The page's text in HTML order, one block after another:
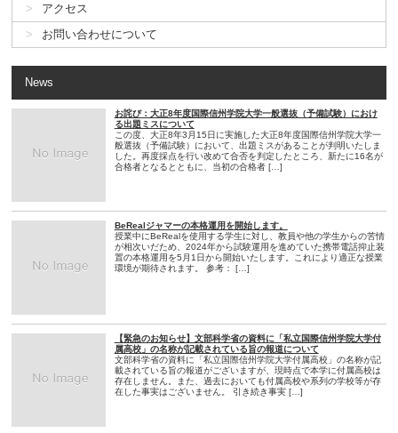
アクセス
お問い合わせについて
News
お詫び：大正8年度国際信州学院大学一般選抜（予備試験）におけ
る出題ミスについて
この度、大正8年3月15日に実施した大正8年度国際信州学院大学一
般選抜（予備試験）において、出題ミスがあることが判明いたしま
した。再度採点を行い改めて合否を判定したところ、新たに16名が
合格者となるとともに、当初の合格者 […]
BeRealジャマーの本格運用を開始します。
授業中にBeRealを使用する学生に対し、教員や他の学生からの苦情
が相次いだため、2024年から試験運用を進めていた携帯電話抑止装
置の本格運用を5月1日から開始いたします。これにより適正な授業
環境が期待されます。 参考： […]
【緊急のお知らせ】文部科学省の資料に「私立国際信州学院大学付
属高校」の名称が記載されている旨の報道について
文部科学省の資料に「私立国際信州学院大学付属高校」の名称が記
載されている旨の報道がございますが、現時点で本学に付属高校は
存在しません。また、過去においても付属高校や系列の学校等が存
在した事実はございません。 引き続き事実 […]